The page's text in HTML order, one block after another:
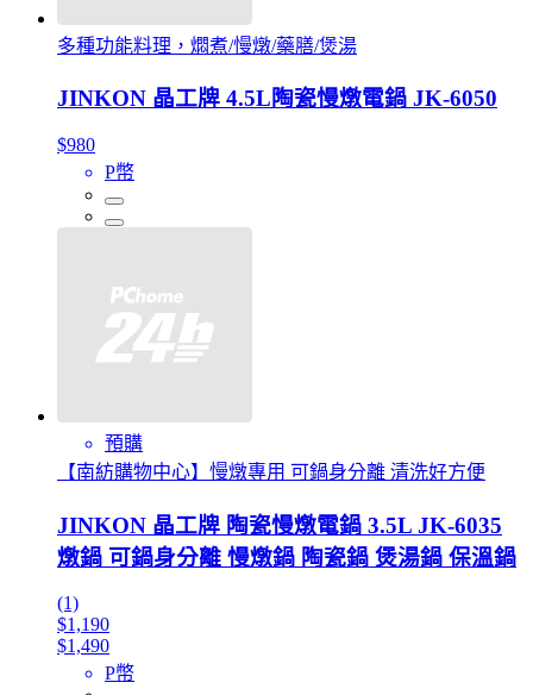
多種功能料理，燜煮/慢燉/藥膳/煲湯
JINKON 晶工牌 4.5L陶瓷慢燉電鍋 JK-6050
$980
P幣
預購
【南紡購物中心】慢燉專用 可鍋身分離 清洗好方便
JINKON 晶工牌 陶瓷慢燉電鍋 3.5L JK-6035
燉鍋 可鍋身分離 慢燉鍋 陶瓷鍋 煲湯鍋 保溫鍋
(1)
$1,190
$1,490
P幣